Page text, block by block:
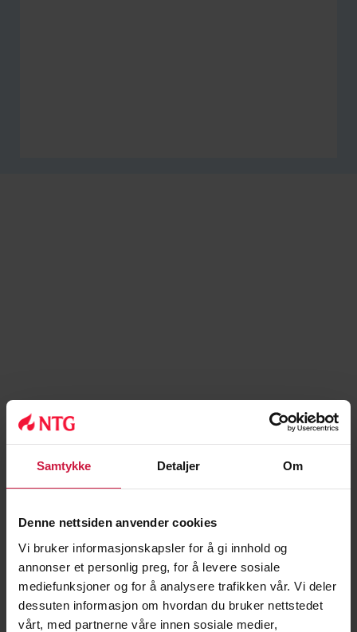
Samtykke Detaljer Om
Denne nettsiden anvender cookies
Vi bruker informasjonskapsler for å gi innhold og
annonser et personlig preg, for å levere sosiale
mediefunksjoner og for å analysere trafikken vår. Vi deler
dessuten informasjon om hvordan du bruker nettstedet
vårt, med partnerne våre innen sosiale medier,
Louise Mohn, helsegründer og filantrop
Johann Olav Koss, gründer og olympisk mester
Inge Andersen, styreleder i NTG og tidligere
Cecilia Brækhus, verdensmester i boksing